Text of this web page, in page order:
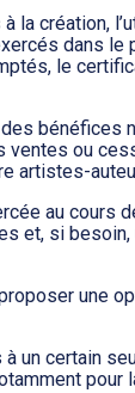
la création,
dans le
le
bénéfices
ventes ou
artistes-
au cours
et, si besoin,
une
un certain
pour